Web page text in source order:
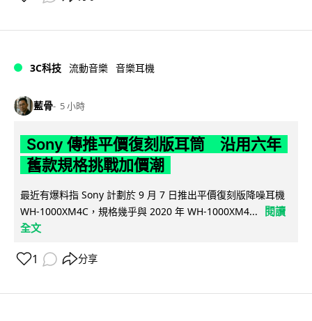
3C科技 流動音樂 音樂耳機
藍骨 5 小時
Sony 傳推平價復刻版耳筒 沿用六年
舊款規格挑戰加價潮
最近有爆料指 Sony 計劃於 9 月 7 日推出平價復刻版降噪耳機
WH-1000XM4C，規格幾乎與 2020 年 WH-1000XM4...
閱讀
全文
1 分享